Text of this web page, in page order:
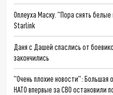
Оплеуха Маску. "Пора снять
Starlink
Даня с Дашей спаслись от
закончились
"Очень плохие новости":
НАТО впервые за СВО остановили